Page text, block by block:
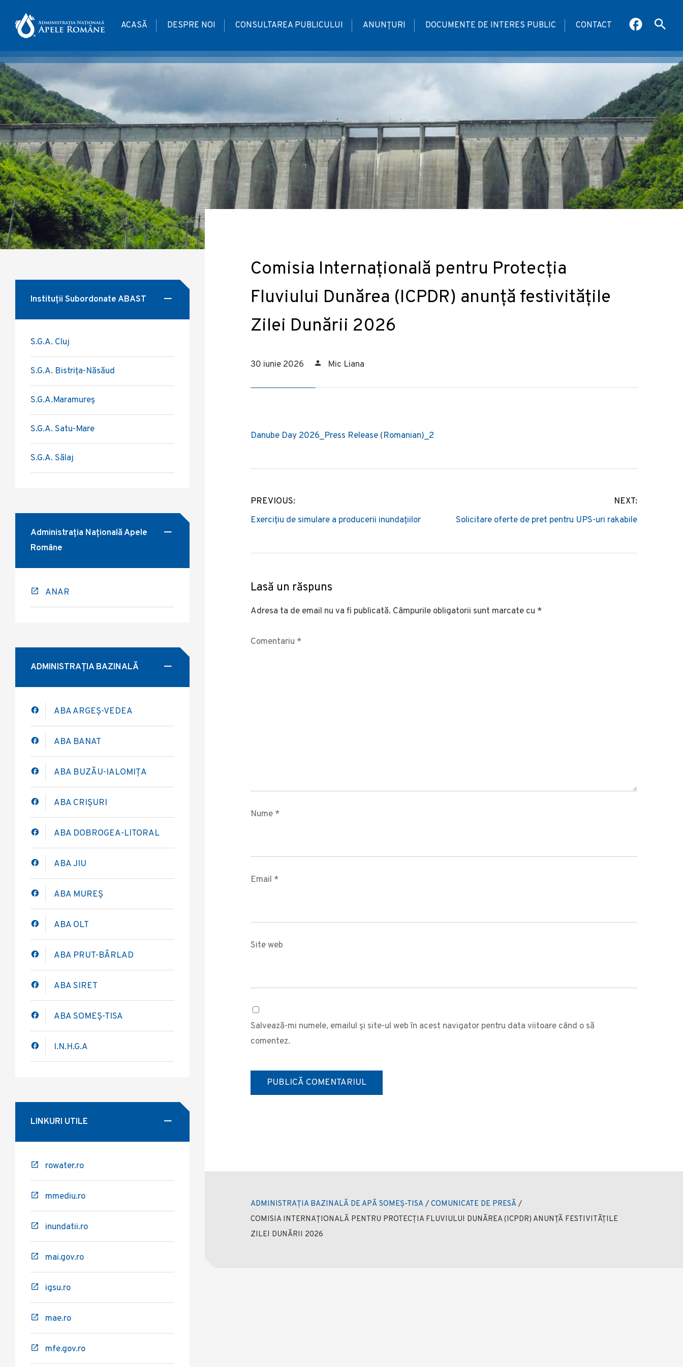
ACASĂ DESPRE NOI CONSULTAREA PUBLICULUI ANUNȚURI DOCUMENTE DE INTERES PUBLIC CONTACT
Comisia Internațională pentru Protecția
Fluviului Dunărea (ICPDR) anunță festivitățile
Zilei Dunării 2026
30 iunie 2026 Mic Liana
Danube Day 2026_Press Release (Romanian)_2
Navigare
articole
PREVIOUS:
Exerciţiu de simulare a producerii inundaţiilor
NEXT:
Solicitare oferte de pret pentru UPS-uri rakabile
Lasă un răspuns
Adresa ta de email nu va fi publicată. Câmpurile obligatorii sunt marcate cu *
Comentariu *
Nume *
Email *
Site web
Salvează-mi numele, emailul și site-ul web în acest navigator pentru data viitoare când o să
comentez.
ADMINISTRAȚIA BAZINALĂ DE APĂ SOMEȘ-TISA /COMUNICATE DE PRESĂ /
COMISIA INTERNAȚIONALĂ PENTRU PROTECȚIA FLUVIULUI DUNĂREA (ICPDR) ANUNȚĂ FESTIVITĂȚILE
ZILEI DUNĂRII 2026
Instituţii Subordonate ABAST
S.G.A. Cluj
S.G.A. Bistriţa-Năsăud
S.G.A.Maramureş
S.G.A. Satu-Mare
S.G.A. Sălaj
Administrația Națională Apele
Române
ANAR
ADMINISTRAȚIA BAZINALĂ
ABA ARGEȘ-VEDEA
ABA BANAT
ABA BUZĂU-IALOMIȚA
ABA CRIȘURI
ABA DOBROGEA-LITORAL
ABA JIU
ABA MUREȘ
ABA OLT
ABA PRUT-BÂRLAD
ABA SIRET
ABA SOMEȘ-TISA
I.N.H.G.A
LINKURI UTILE
rowater.ro
mmediu.ro
inundatii.ro
mai.gov.ro
igsu.ro
mae.ro
mfe.gov.ro